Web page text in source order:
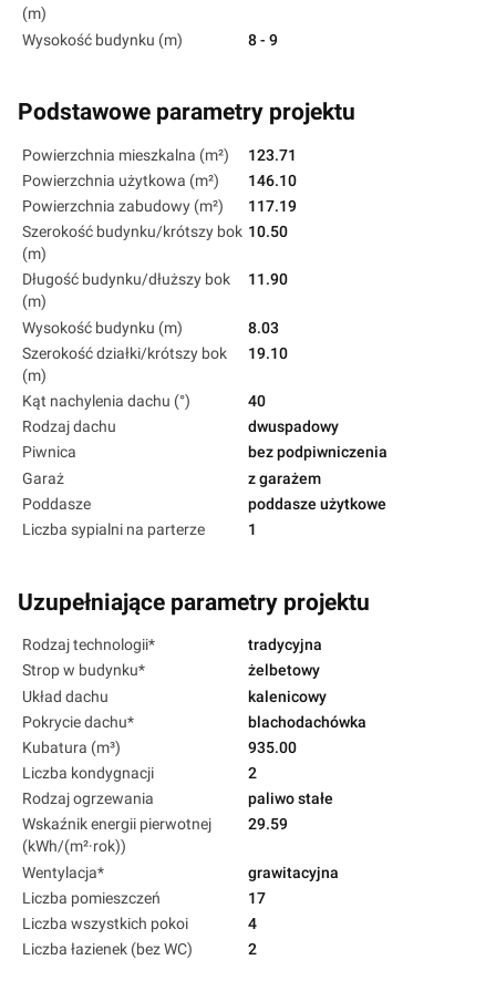
(m)
Wysokość budynku (m) 8 - 9
Podstawowe parametry projektu
Powierzchnia mieszkalna (m²)
123.71
Powierzchnia użytkowa (m²)
146.10
Powierzchnia zabudowy (m²)
117.19
Szerokość budynku/krótszy bok
(m)
10.50
Długość budynku/dłuższy bok
(m)
11.90
Wysokość budynku (m)
8.03
Szerokość działki/krótszy bok
(m)
19.10
Kąt nachylenia dachu (°)
40
Rodzaj dachu
dwuspadowy
Piwnica
bez podpiwniczenia
Garaż
z garażem
Poddasze
poddasze użytkowe
Liczba sypialni na parterze
1
Uzupełniające parametry projektu
Rodzaj technologii*
tradycyjna
Strop w budynku*
żelbetowy
Układ dachu
kalenicowy
Pokrycie dachu*
blachodachówka
Kubatura (m³)
935.00
Liczba kondygnacji
2
Rodzaj ogrzewania
paliwo stałe
Wskaźnik energii pierwotnej
(kWh/(m²·rok))
29.59
Wentylacja*
grawitacyjna
Liczba pomieszczeń
17
Liczba wszystkich pokoi
4
Liczba łazienek (bez WC)
2